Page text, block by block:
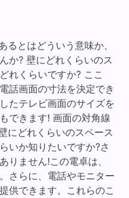
とはどういう意味か、
か? 壁にどれくらいのス
れくらいですか? ここ
話画面の寸法を決定でき
たテレビ画面のサイズを
できます! 画面の対角線
にどれくらいのスペース
いか知りたいですか?さ
りません!この電卓は、
さらに、電話やモニター
供できます。これらのこ